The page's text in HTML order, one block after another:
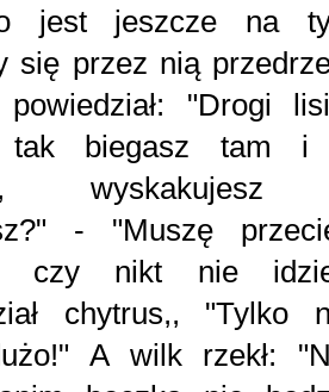
jest jeszcze na
się przez nią
"Drogi
tak biegasz tam
- "Muszę
czy nikt nie
chytrus,, "Tylko
A wilk rzekł: